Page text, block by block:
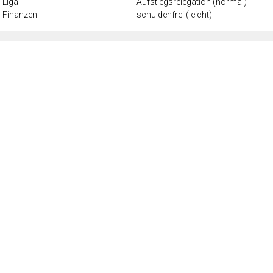
Finanzen
schuldenfrei (leicht)